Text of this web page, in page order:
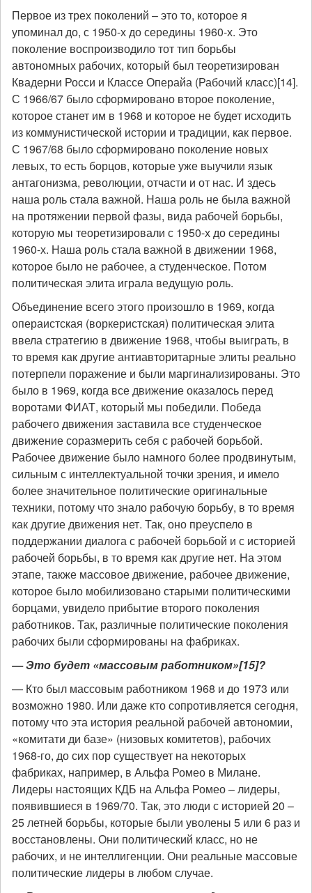
Первое из трех поколений – это то, которое я
упоминал до, с 1950-х до середины 1960-х. Это
поколение воспроизводило тот тип борьбы
автономных рабочих, который был теоретизирован
Квадерни Росси и Классе Операйа (Рабочий класс)[14].
С 1966/67 было сформировано второе поколение,
которое станет им в 1968 и которое не будет исходить
из коммунистической истории и традиции, как первое.
С 1967/68 было сформировано поколение новых
левых, то есть борцов, которые уже выучили язык
антагонизма, революции, отчасти и от нас. И здесь
наша роль стала важной. Наша роль не была важной
на протяжении первой фазы, вида рабочей борьбы,
которую мы теоретизировали с 1950-х до середины
1960-х. Наша роль стала важной в движении 1968,
которое было не рабочее, а студенческое. Потом
политическая элита играла ведущую роль.
Объединение всего этого произошло в 1969, когда
операистская (воркеристская) политическая элита
ввела стратегию в движение 1968, чтобы выиграть, в
то время как другие антиавторитарные элиты реально
потерпели поражение и были маргинализированы. Это
было в 1969, когда все движение оказалось перед
воротами ФИАТ, который мы победили. Победа
рабочего движения заставила все студенческое
движение соразмерить себя с рабочей борьбой.
Рабочее движение было намного более продвинутым,
сильным с интеллектуальной точки зрения, и имело
более значительное политические оригинальные
техники, потому что знало рабочую борьбу, в то время
как другие движения нет. Так, оно преуспело в
поддержании диалога с рабочей борьбой и с историей
рабочей борьбы, в то время как другие нет. На этом
этапе, также массовое движение, рабочее движение,
которое было мобилизовано старыми политическими
борцами, увидело прибытие второго поколения
работников. Так, различные политические поколения
рабочих были сформированы на фабриках.
— Это будет «массовым работником»[15]?
— Кто был массовым работником 1968 и до 1973 или
возможно 1980. Или даже кто сопротивляется сегодня,
потому что эта история реальной рабочей автономии,
«комитати ди базе» (низовых комитетов), рабочих
1968-го, до сих пор существует на некоторых
фабриках, например, в Альфа Ромео в Милане.
Лидеры настоящих КДБ на Альфа Ромео – лидеры,
появившиеся в 1969/70. Так, это люди с историей 20 –
25 летней борьбы, которые были уволены 5 или 6 раз и
восстановлены. Они политический класс, но не
рабочих, и не интеллигенции. Они реальные массовые
политические лидеры в любом случае.